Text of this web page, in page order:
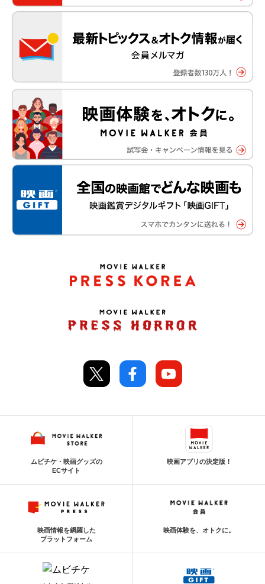
ムビチケ・映画グッズの
ECサイト
映画アプリの決定版！
映画情報を網羅した
プラットフォーム
映画体験を、オトクに。